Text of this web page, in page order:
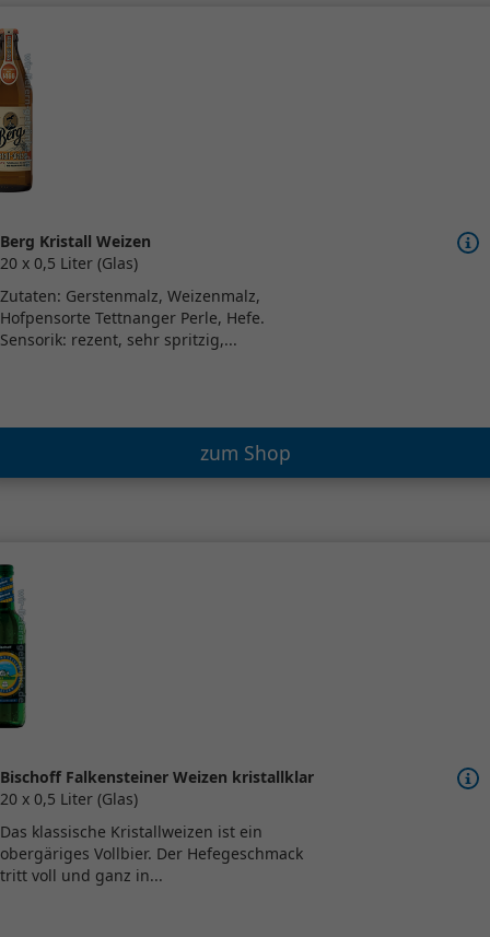
Berg Kristall Weizen
20 x 0,5 Liter (Glas)
Zutaten: Gerstenmalz, Weizenmalz,
Hofpensorte Tettnanger Perle, Hefe.
Sensorik: rezent, sehr spritzig,...
zum Shop
Bischoff Falkensteiner Weizen kristallklar
20 x 0,5 Liter (Glas)
Das klassische Kristallweizen ist ein
obergäriges Vollbier. Der Hefegeschmack
tritt voll und ganz in...